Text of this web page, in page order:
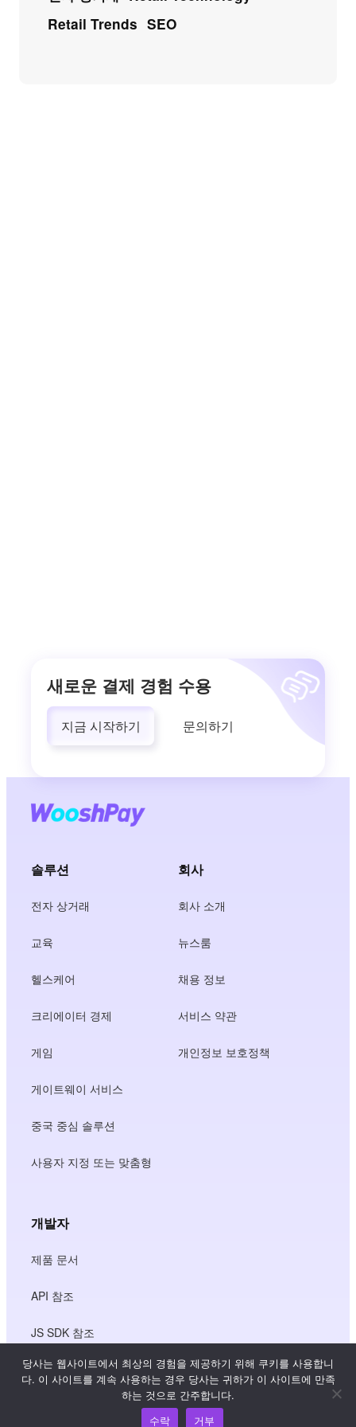
Retail Trends SEO
새로운 결제 경험 수용
지금 시작하기 문의하기
솔루션
전자 상거래
교육
헬스케어
크리에이터 경제
게임
게이트웨이 서비스
중국 중심 솔루션
사용자 지정 또는 맞춤형
회사
회사 소개
뉴스룸
채용 정보
서비스 약관
개인정보 보호정책
개발자
제품 문서
API 참조
JS SDK 참조
당사는 웹사이트에서 최상의 경험을 제공하기 위해 쿠키를 사용합니
다. 이 사이트를 계속 사용하는 경우 당사는 귀하가 이 사이트에 만족
하는 것으로 간주합니다.
수락
거부